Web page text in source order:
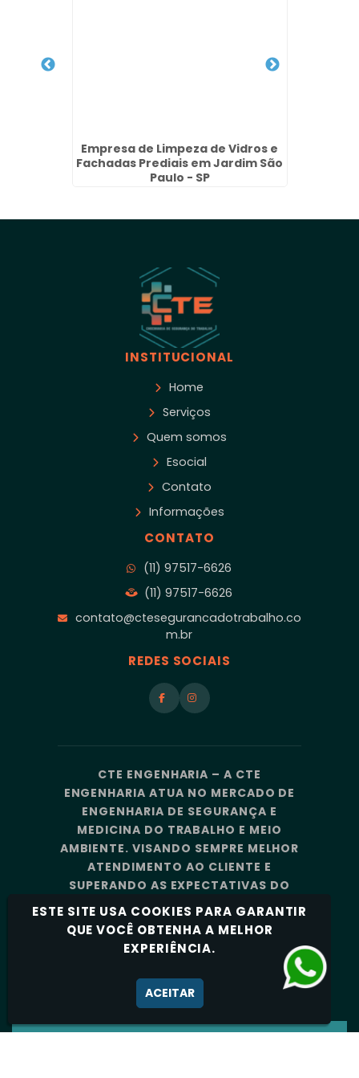
Empresa de Limpeza de Vidros e
Fachadas Prediais em Jardim São
Paulo - SP
INSTITUCIONAL
Home
Serviços
Quem somos
Esocial
Contato
Informações
CONTATO
(11) 97517-6626
(11) 97517-6626
contato@ctesegurancadotrabalho.co
m.br
REDES SOCIAIS
CTE ENGENHARIA – A CTE
ENGENHARIA ATUA NO MERCADO DE
ENGENHARIA DE SEGURANÇA E
MEDICINA DO TRABALHO E MEIO
AMBIENTE. VISANDO SEMPRE MELHOR
ATENDIMENTO AO CLIENTE E
SUPERANDO AS EXPECTATIVAS DO
MERCADO, A CTE ENGENHARIA
CONTA COM UMA EQUIPE DE
PROFISSIONAIS ALTAMENTE
CAPACITADOS E ESPECIALIZADOS.
Política de Privacidade
ESTE SITE USA COOKIES PARA GARANTIR
QUE VOCÊ OBTENHA A MELHOR
EXPERIÊNCIA.
ACEITAR